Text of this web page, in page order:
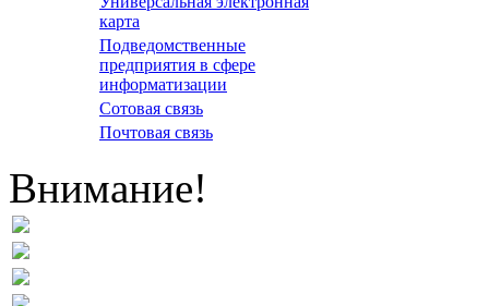
карта
Подведомственные
предприятия в сфере
информатизации
Сотовая связь
Почтовая связь
Внимание!